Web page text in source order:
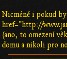
Nicméně i pokud
href="http://
(ano, to omezení
domu a nikoli pro